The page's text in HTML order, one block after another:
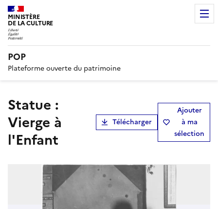
MINISTÈRE
DE LA CULTURE
POP
Plateforme ouverte du patrimoine
statue :
Vierge à
l'Enfant
Télécharger
Ajouter
à ma
sélection